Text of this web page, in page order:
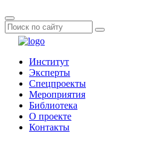
Институт
Эксперты
Спецпроекты
Мероприятия
Библиотека
О проекте
Контакты